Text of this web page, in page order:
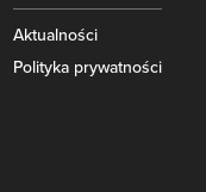
Aktualności
Polityka prywatności